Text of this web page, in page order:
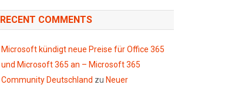
RECENT COMMENTS
Microsoft kündigt neue Preise für Office 365
und Microsoft 365 an – Microsoft 365
Community Deutschland zu Neuer